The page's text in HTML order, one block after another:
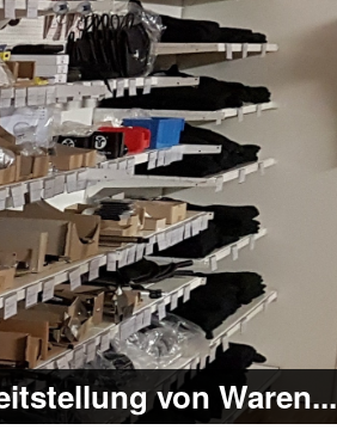
von Waren...